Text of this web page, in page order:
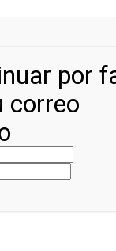
por
correo